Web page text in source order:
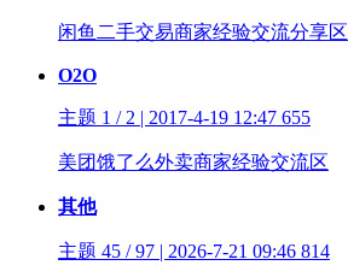
闲鱼二手交易商家经验交流分享区
O2O
主题 1 / 2 | 2017-4-19 12:47 655
美团饿了么外卖商家经验交流区
其他
主题 45 / 97 | 2026-7-21 09:46 814